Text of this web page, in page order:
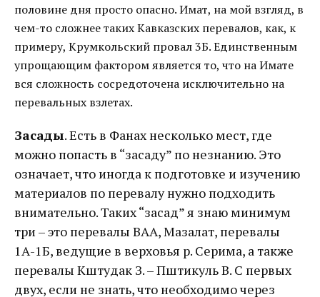
половине дня просто опасно. Имат, на мой взгляд, в
чем-то сложнее таких Кавказских перевалов, как, к
примеру, Крумкольский провал 3Б. Единственным
упрощающим фактором является то, что на Имате
вся сложность сосредоточена исключительно на
перевальных взлетах.
Засады. Есть в Фанах несколько мест, где
можно попасть в “засаду” по незнанию. Это
означает, что иногда к подготовке и изучению
материалов по перевалу нужно подходить
внимательно. Таких “засад” я знаю минимум
три – это перевалы ВАА, Мазалат, перевалы
1А-1Б, ведущие в верховья р. Серима, а также
перевалы Кштудак З. – Пштикуль В. С первых
двух, если не знать, что необходимо через